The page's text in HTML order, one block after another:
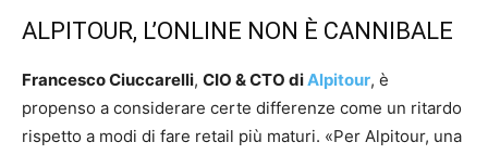
ALPITOUR, L’ONLINE NON È CANNIBALE
Francesco Ciuccarelli, CIO & CTO diAlpitour, è
propenso a considerare certe differenze come un ritardo
rispetto a modi di fare retail più maturi. «Per Alpitour, una